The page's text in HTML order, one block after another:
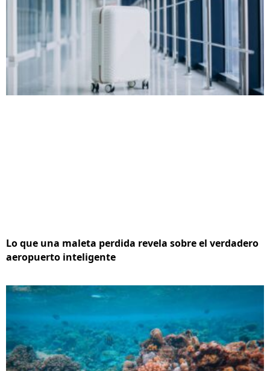
Lo que una maleta perdida revela sobre el verdadero
aeropuerto inteligente